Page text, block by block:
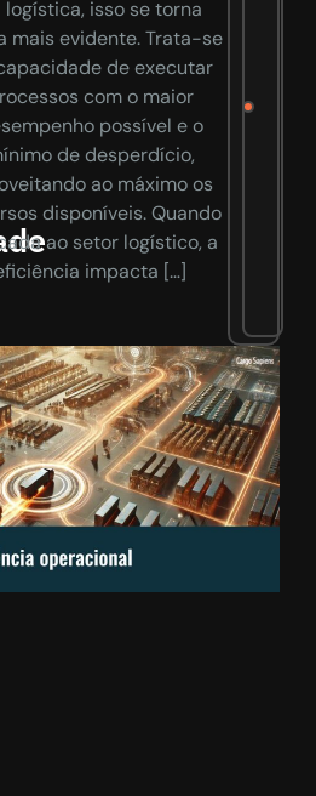
logística, isso se torna
mais evidente. Trata-se
de executar
com o maior
possível e o
de desperdício,
ao máximo os
disponíveis. Quando
ao setor logístico, a
impacta […]